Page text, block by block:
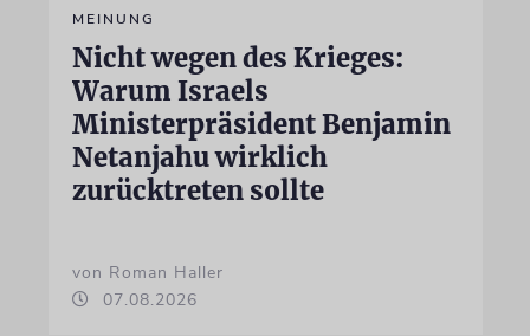
MEINUNG
Nicht wegen des Krieges:
Warum Israels
Ministerpräsident Benjamin
Netanjahu wirklich
zurücktreten sollte
von Roman Haller
07.08.2026